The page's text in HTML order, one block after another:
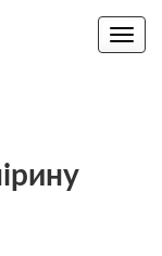
Toggle